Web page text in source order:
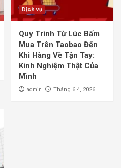
Dịch vụ
Quy Trình Từ Lúc Bấm
Mua Trên Taobao Đến
Khi Hàng Về Tận Tay:
Kinh Nghiệm Thật Của
Mình
admin Tháng 6 4, 2026